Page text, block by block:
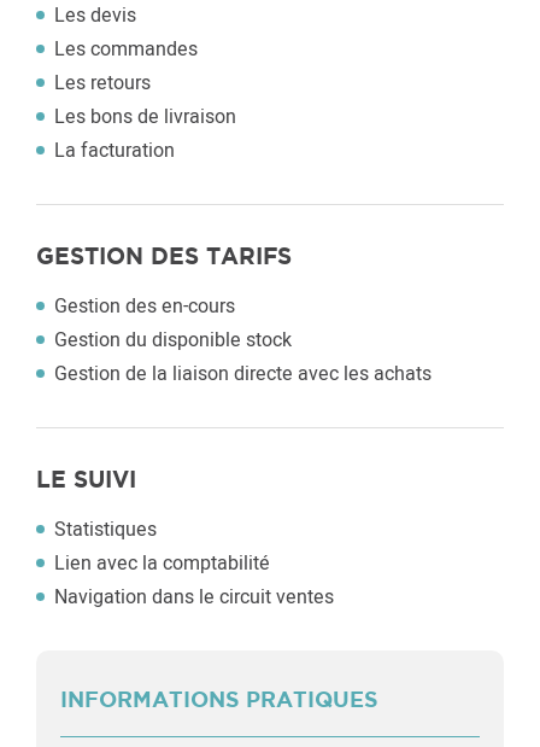
Les devis
Les commandes
Les retours
Les bons de livraison
La facturation
GESTION DES TARIFS
Gestion des en-cours
Gestion du disponible stock
Gestion de la liaison directe avec les achats
LE SUIVI
Statistiques
Lien avec la comptabilité
Navigation dans le circuit ventes
INFORMATIONS PRATIQUES